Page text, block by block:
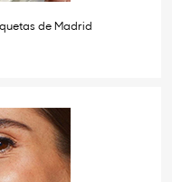
de Madrid